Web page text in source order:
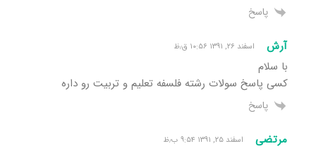
پاسخ
آرش اسفند ۲۶, ۱۳۹۱ ۱۰:۵۶ ق٫ظ
با سلام
کسی پاسخ سولات رشته فلسفه تعلیم و تربیت رو داره
پاسخ
مرتضی اسفند ۲۵, ۱۳۹۱ ۹:۵۴ ب٫ظ